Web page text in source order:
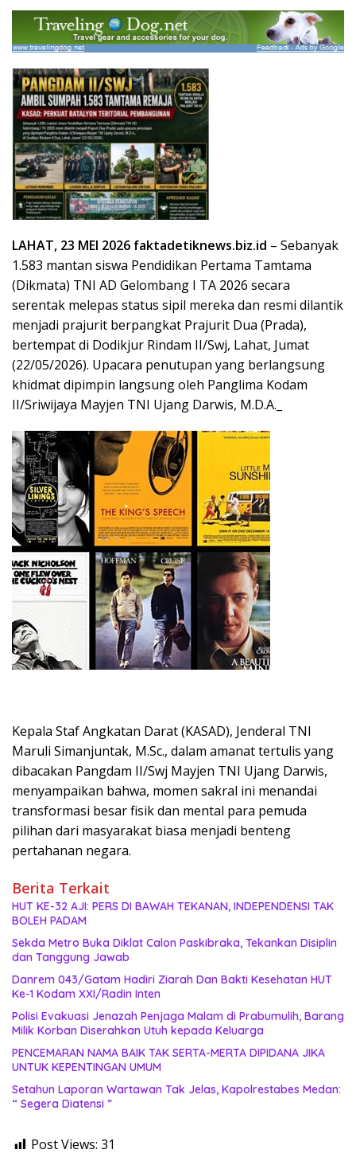
LAHAT, 23 MEI 2026 faktadetiknews.biz.id – Sebanyak
1.583 mantan siswa Pendidikan Pertama Tamtama
(Dikmata) TNI AD Gelombang I TA 2026 secara
serentak melepas status sipil mereka dan resmi dilantik
menjadi prajurit berpangkat Prajurit Dua (Prada),
bertempat di Dodikjur Rindam II/Swj, Lahat, Jumat
(22/05/2026). Upacara penutupan yang berlangsung
khidmat dipimpin langsung oleh Panglima Kodam
II/Sriwijaya Mayjen TNI Ujang Darwis, M.D.A._
Kepala Staf Angkatan Darat (KASAD), Jenderal TNI
Maruli Simanjuntak, M.Sc., dalam amanat tertulis yang
dibacakan Pangdam II/Swj Mayjen TNI Ujang Darwis,
menyampaikan bahwa, momen sakral ini menandai
transformasi besar fisik dan mental para pemuda
pilihan dari masyarakat biasa menjadi benteng
pertahanan negara.
Berita Terkait
HUT KE-32 AJI: PERS DI BAWAH TEKANAN, INDEPENDENSI TAK
BOLEH PADAM
Sekda Metro Buka Diklat Calon Paskibraka, Tekankan Disiplin
dan Tanggung Jawab
Danrem 043/Gatam Hadiri Ziarah Dan Bakti Kesehatan HUT
Ke-1 Kodam XXI/Radin Inten
Polisi Evakuasi Jenazah Penjaga Malam di Prabumulih, Barang
Milik Korban Diserahkan Utuh kepada Keluarga
PENCEMARAN NAMA BAIK TAK SERTA-MERTA DIPIDANA JIKA
UNTUK KEPENTINGAN UMUM
Setahun Laporan Wartawan Tak Jelas, Kapolrestabes Medan:
“ Segera Diatensi ”
Post Views: 31